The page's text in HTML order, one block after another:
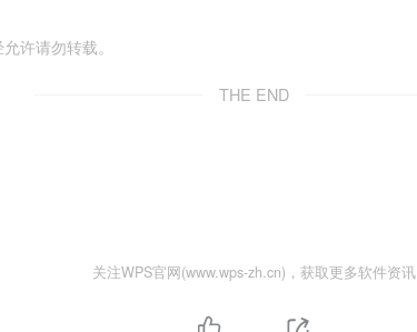
许请勿转载。
THE END
关注WPS官网(www.wps-zh.cn)，获取更多软件资讯